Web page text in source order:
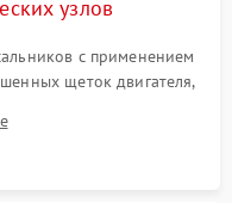
узлов
с применением
щеток двигателя,
манжеты.